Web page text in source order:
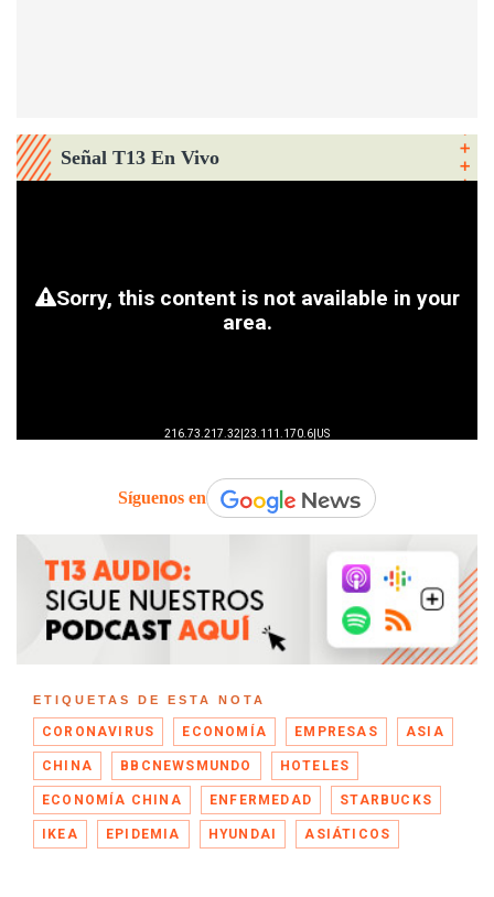
Señal T13 En Vivo
Síguenos en
ETIQUETAS DE ESTA NOTA
CORONAVIRUS ECONOMÍA EMPRESAS ASIA
CHINA BBCNEWSMUNDO HOTELES
ECONOMÍA CHINA ENFERMEDAD STARBUCKS
IKEA EPIDEMIA HYUNDAI ASIÁTICOS